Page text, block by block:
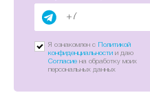
Я ознакомлен с
Политикой
конфиденциальности и даю
Согласие на обработку моих
персональных данных